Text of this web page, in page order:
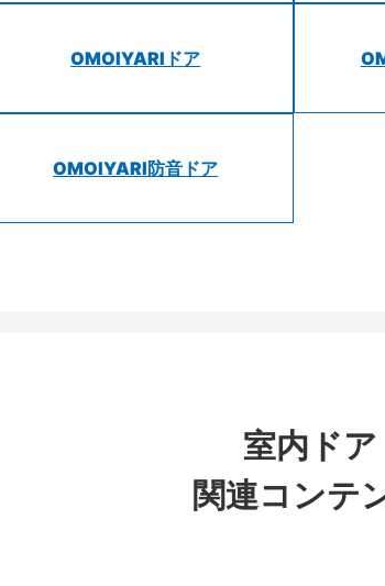
OMOIYARIドア
OMOIYARI防音ドア
室内ドア
関連コンテ